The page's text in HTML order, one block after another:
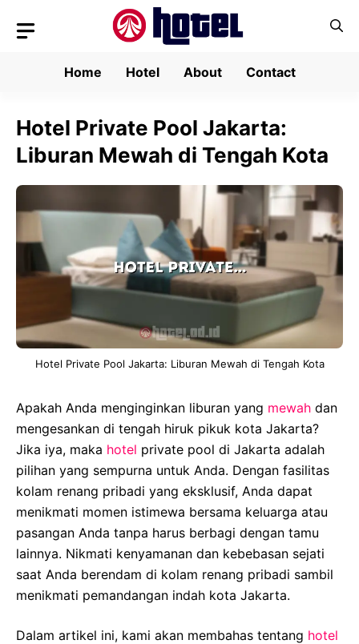
Home
Hotel About Contact
Hotel Private Pool Jakarta:
Liburan Mewah di Tengah Kota
Hotel Private Pool Jakarta: Liburan Mewah di Tengah Kota
Apakah Anda menginginkan liburan yang mewah dan
mengesankan di tengah hiruk pikuk kota Jakarta?
Jika iya, maka hotel private pool di Jakarta adalah
pilihan yang sempurna untuk Anda. Dengan fasilitas
kolam renang pribadi yang eksklusif, Anda dapat
menikmati momen istimewa bersama keluarga atau
pasangan Anda tanpa harus berbagi dengan tamu
lainnya. Nikmati kenyamanan dan kebebasan sejati
saat Anda berendam di kolam renang pribadi sambil
menikmati pemandangan indah kota Jakarta.
Dalam artikel ini, kami akan membahas tentang hotel